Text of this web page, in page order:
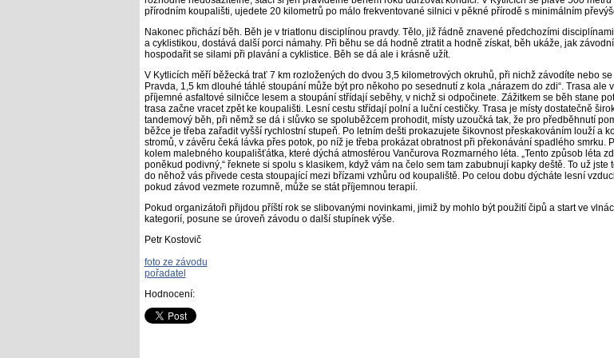
přírodním koupališti, ujedete 20 kilometrů po málo frekventované silnici v pěkné přírodě s minimálním
Nakonec přichází běh. Běh je v triatlonu disciplínou pravdy. Tělo, již řádně znavené předchozími
a cyklistikou, dostává další porci námahy. Při běhu se dá hodně ztratit a hodně získat, běh ukáže, jak
hospodařit se silami při plavání a cyklistice. Běh se dá ale i krásně užít.
V Kytlicích měří běžecká trať 7 km rozložených do dvou 3,5 kilometrových okruhů, při nichž závodíte nebo
Pravda, 1,5 km dlouhé táhlé stoupání může být pro někoho po sesednutí z kola „nárazem do zdi“. Trasa ale
příjemné asfaltové silničce lesem a stoupání střídají seběhy, v nichž si odpočinete. Zážitkem se běh stane
trasa začne vracet zpět ke koupališti. Lesní cestu střídají polní a luční cestičky. Trasa je místy dostatečně
tandemový běh, při němž se dá i slůvko se spoluběžcem prohodit, místy uzoučká tak, že pro předběhnutí
běžce je třeba zařadit vyšší rychlostní stupeň. Po letním dešti prokazujete šikovnost přeskakováním louží a
stromů, v závěru čeká lávka přes potok, po níž je třeba prokázat obratnost při překonávání spadlého smrku.
kolem malebného koupališťátka, které dýchá atmosférou Vančurova Rozmarného léta. „Tento způsob léta
poněkud podivný,“ řeknete si spolu s klasikem, když vám na čelo sem tam zabubnují kapky deště. To už jste
do něhož vás přivede cesta stoupající mezi břízami vzhůru od koupaliště. Po celou dobu dýcháte lesní
pokud závod vezmete rozumně, může se stát příjemnou terapií.
Pokud organizátoři přijdou příští rok se slibovanými novinkami, jimiž by mohlo být použití čipů a start ve
kategorií, posune se úroveň závodu o další stupínek výše.
Petr Kostovič
foto ze závodu
pořadatel
Hodnocení: